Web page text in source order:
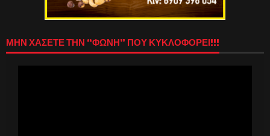
ΜΗΝ ΧΑΣΕΤΕ ΤΗΝ “ΦΩΝΗ” ΠΟΥ ΚΥΚΛΟΦΟΡΕΙ!!!